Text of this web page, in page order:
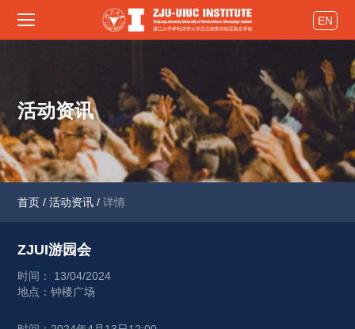
EN
活动资讯
首页 / 活动资讯 / 详情
ZJUI游园会
时间： 13/04/2024
地点：钟楼广场